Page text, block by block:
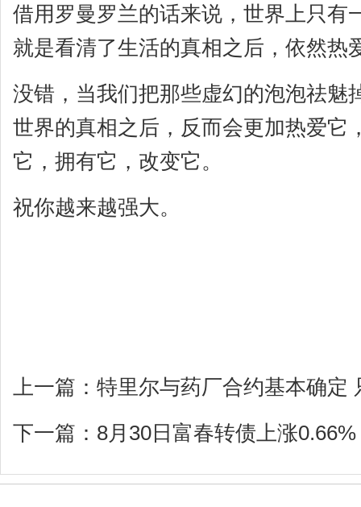
借用罗曼罗兰的话来说，世界上只有
就是看清了生活的真相之后，依然热
没错，当我们把那些虚幻的泡泡祛魅
世界的真相之后，反而会更加热爱它
它，拥有它，改变它。
祝你越来越强大。
上一篇： 特里尔与药厂合约基本确定
下一篇： 8月30日富春转债上涨